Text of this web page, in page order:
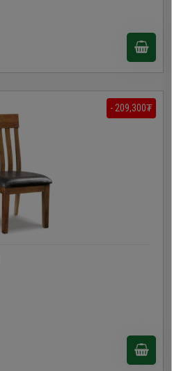
- 209,300₮